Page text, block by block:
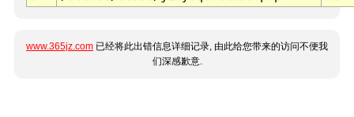
www.365jz.com 已经将此出错信息详细记录, 由此给您带来的访问不便我
们深感歉意.